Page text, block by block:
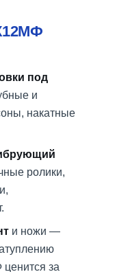
под
и
накатные
ролики,
и ножи —
за